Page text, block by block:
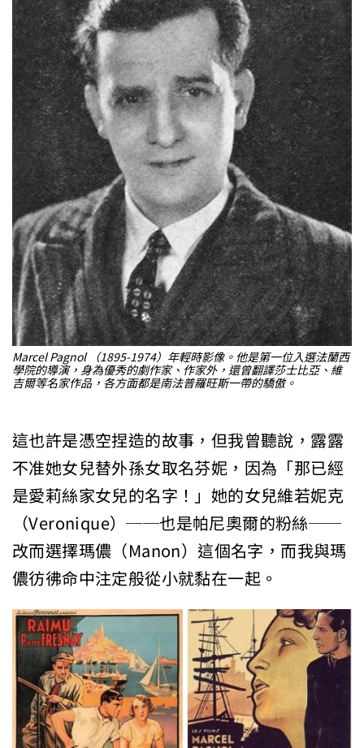
Marcel Pagnol （1895-1974）年輕時影像。他是第一位入選法蘭西
學院的導演，身為優秀的劇作家、作家外，還曾翻譯莎士比亞、維
吉爾等名家作品，各方面都是南法普羅旺斯一帶的驕傲。
這也許是憑空捏造的故事，但我曾聽說，露露
不准她女兒替外孫女取名芬妮，因為「那已經
是愛莉絲家女兒的名字！」她的女兒維若妮克
（Veronique）──也是帕尼奧爾的粉絲──
改而選擇瑪儂（Manon）這個名字，而我與瑪
儂彷彿命中注定般從小就黏在一起。